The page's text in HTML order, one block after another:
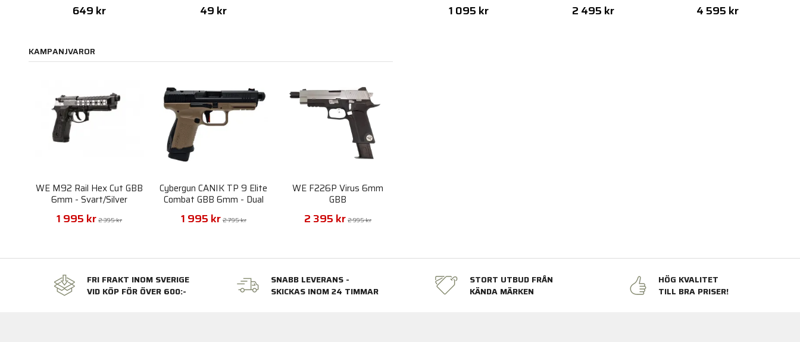
649 kr 49 kr 1 095 kr 2 495 kr 4 595 kr
KAMPANJVAROR
WE M92 Rail Hex Cut GBB
6mm - Svart/Silver
1 995 kr 2 395 kr
Cybergun CANIK TP 9 Elite
Combat GBB 6mm - Dual
Tone
1 995 kr 2 795 kr
WE F226P Virus 6mm
GBB
2 395 kr 2 995 kr
FRI FRAKT INOM SVERIGE
VID KÖP FÖR ÖVER 600:-
SNABB LEVERANS -
SKICKAS INOM 24 TIMMAR
STORT UTBUD FRÅN
KÄNDA MÄRKEN
HÖG KVALITET
TILL BRA PRISER!